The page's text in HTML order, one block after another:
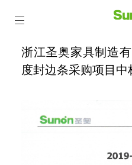
浙江圣奥家具制造
度封边条采购项目中